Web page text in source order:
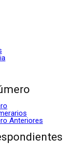
Anteriores